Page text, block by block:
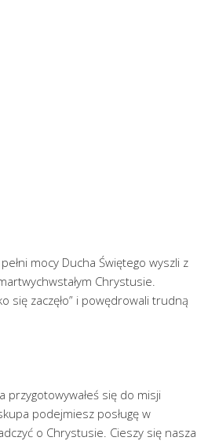
mocy Ducha Świętego wyszli z
Chrystusie.
się zaczęło” i powędrowali trudną
się do misji
podejmiesz posługę w
o Chrystusie. Cieszy się nasza